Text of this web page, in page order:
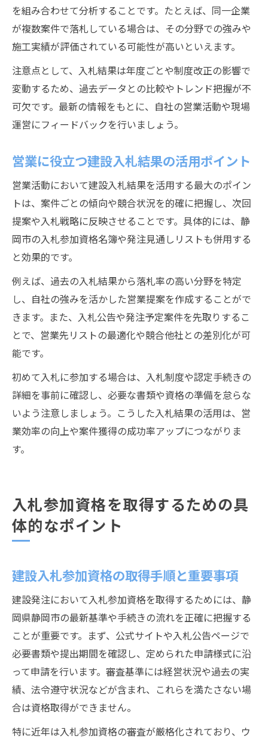
を組み合わせて分析することです。たとえば、同一企業
が複数案件で落札している場合は、その分野での強みや
施工実績が評価されている可能性が高いといえます。
注意点として、入札結果は年度ごとや制度改正の影響で
変動するため、過去データとの比較やトレンド把握が不
可欠です。最新の情報をもとに、自社の営業活動や現場
運営にフィードバックを行いましょう。
営業に役立つ建設入札結果の活用ポイント
営業活動において建設入札結果を活用する最大のポイン
トは、案件ごとの傾向や競合状況を的確に把握し、次回
提案や入札戦略に反映させることです。具体的には、静
岡市の入札参加資格名簿や発注見通しリストも併用する
と効果的です。
例えば、過去の入札結果から落札率の高い分野を特定
し、自社の強みを活かした営業提案を作成することがで
きます。また、入札公告や発注予定案件を先取りするこ
とで、営業先リストの最適化や競合他社との差別化が可
能です。
初めて入札に参加する場合は、入札制度や認定手続きの
詳細を事前に確認し、必要な書類や資格の準備を怠らな
いよう注意しましょう。こうした入札結果の活用は、営
業効率の向上や案件獲得の成功率アップにつながりま
す。
入札参加資格を取得するための具
体的なポイント
建設入札参加資格の取得手順と重要事項
建設発注において入札参加資格を取得するためには、静
岡県静岡市の最新基準や手続きの流れを正確に把握する
ことが重要です。まず、公式サイトや入札公告ページで
必要書類や提出期間を確認し、定められた申請様式に沿
って申請を行います。審査基準には経営状況や過去の実
績、法令遵守状況などが含まれ、これらを満たさない場
合は資格取得ができません。
特に近年は入札参加資格の審査が厳格化されており、ウ